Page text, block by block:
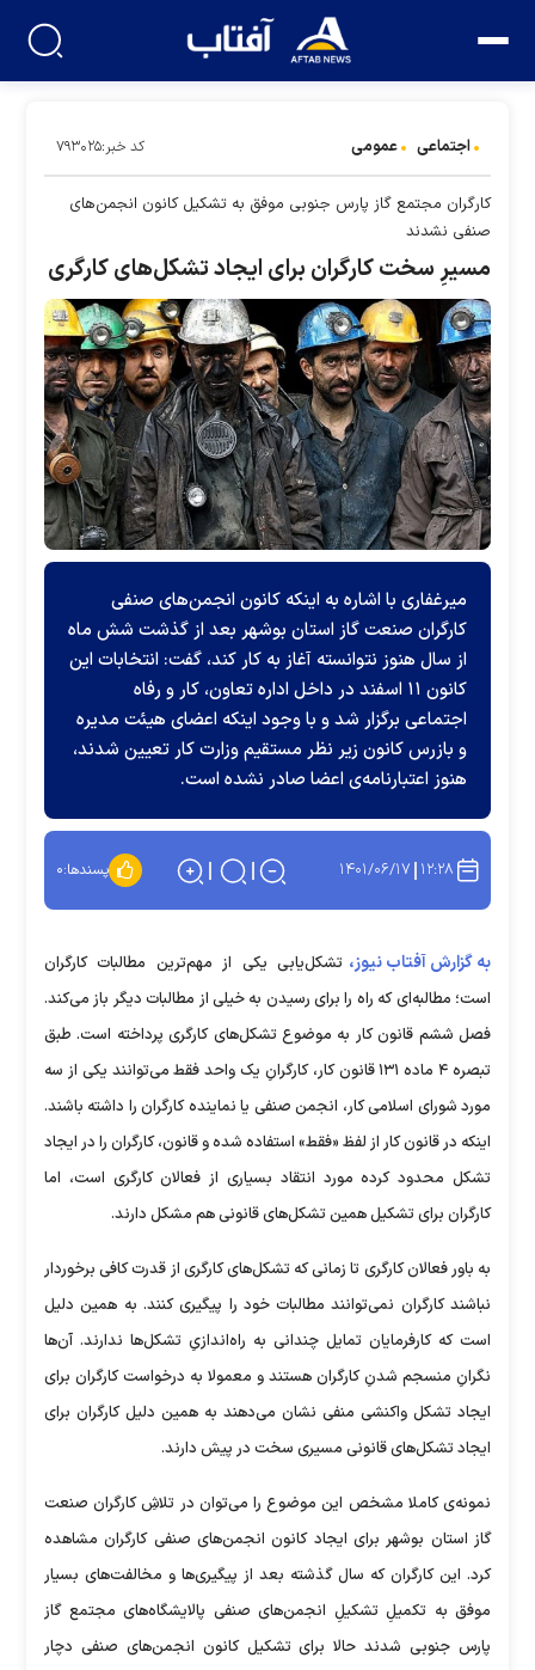
اجتماعی عمومی کد خبر:۷۹۳۰۲۵
کارگران مجتمع گاز پارس جنوبی موفق به تشکیل کانون انجمن‌های
صنفی نشدند
مسیرِ سخت کارگران برای ایجاد تشکل‌های کارگری
میرغفاری با اشاره به اینکه کانون انجمن‌های صنفی
کارگران صنعت گاز استان بوشهر بعد از گذشت شش ماه
از سال هنوز نتوانسته آغاز به کار کند، گفت: انتخابات این
کانون ۱۱ اسفند در داخل اداره تعاون، کار و رفاه
اجتماعی برگزار شد و با وجود اینکه اعضای هیئت مدیره
و بازرس کانون زیر نظر مستقیم وزارت کار تعیین شدند،
هنوز اعتبارنامه‌ی اعضا صادر نشده است.
۱۲:۲۸ ۱۴۰۱/۰۶/۱۷ پسندها:۰
به گزارش آفتاب نیوز، تشکل‌یابی یکی از مهم‌ترین مطالبات کارگران
است؛ مطالبه‌ای که راه را برای رسیدن به خیلی از مطالبات دیگر باز می‌کند.
فصل ششم قانون کار به موضوع تشکل‌های کارگری پرداخته است. طبق
تبصره ۴ ماده ۱۳۱ قانون کار، کارگرانِ یک واحد فقط می‌توانند یکی از سه
مورد شورای اسلامی کار، انجمن صنفی یا نماینده کارگران را داشته باشند.
اینکه در قانون کار از لفظ «فقط» استفاده شده و قانون، کارگران را در ایجاد
تشکل محدود کرده مورد انتقاد بسیاری از فعالان کارگری است، اما
کارگران برای تشکیل همین تشکل‌های قانونی هم مشکل دارند.
به باور فعالان کارگری تا زمانی که تشکل‌های کارگری از قدرت کافی برخوردار
نباشند کارگران نمی‌توانند مطالبات خود را پیگیری کنند. به همین دلیل
است که کارفرمایان تمایل چندانی به راه‌اندازیِ تشکل‌ها ندارند. آن‌ها
نگرانِ منسجم شدنِ کارگران هستند و معمولا به درخواست کارگران برای
ایجاد تشکل واکنشی منفی نشان می‌دهند به همین دلیل کارگران برای
ایجاد تشکل‌های قانونی مسیری سخت در پیش دارند.
نمونه‌ی کاملا مشخص این موضوع را می‌توان در تلاشِ کارگران صنعت
گاز استان بوشهر برای ایجاد کانون انجمن‌های صنفی کارگران مشاهده
کرد. این کارگران که سال گذشته بعد از پیگیری‌ها و مخالفت‌های بسیار
موفق به تکمیلِ تشکیلِ انجمن‌های صنفی پالایشگاه‌های مجتمع گاز
پارس جنوبی شدند حالا برای تشکیل کانون انجمن‌های صنفی دچار